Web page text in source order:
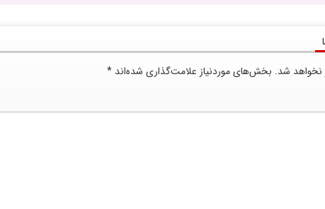
نخواهد شد. بخش‌های موردنیاز علامت‌گذاری شده‌اند *